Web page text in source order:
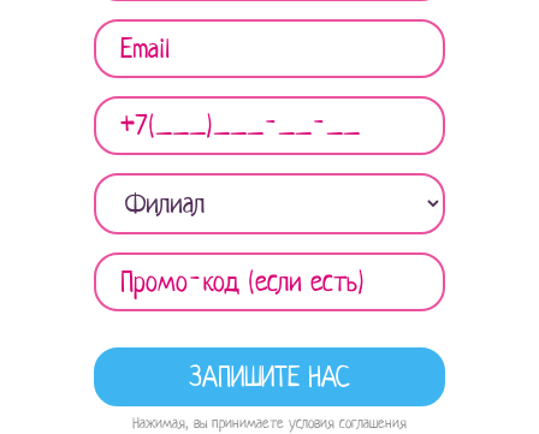
Нажимая, вы принимаете условия соглашения